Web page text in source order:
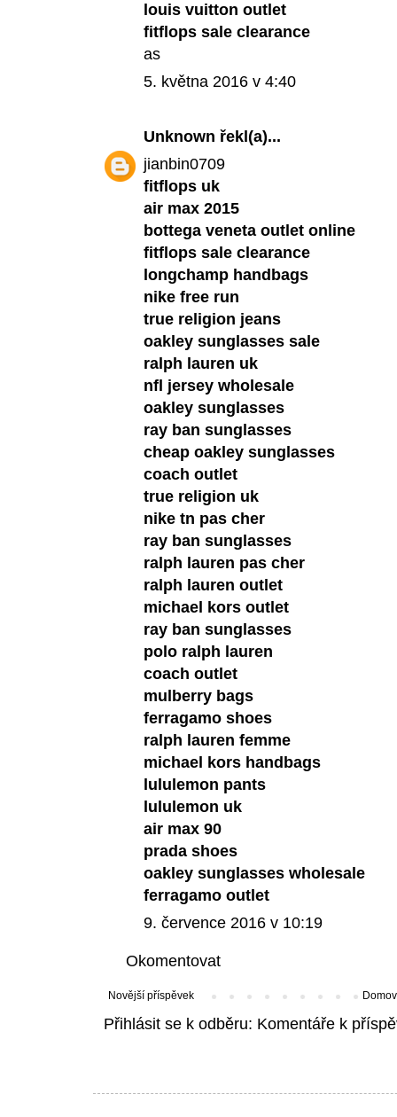
louis vuitton outlet
fitflops sale clearance
as
5. května 2016 v 4:40
Unknown řekl(a)...
jianbin0709
fitflops uk
air max 2015
bottega veneta outlet online
fitflops sale clearance
longchamp handbags
nike free run
true religion jeans
oakley sunglasses sale
ralph lauren uk
nfl jersey wholesale
oakley sunglasses
ray ban sunglasses
cheap oakley sunglasses
coach outlet
true religion uk
nike tn pas cher
ray ban sunglasses
ralph lauren pas cher
ralph lauren outlet
michael kors outlet
ray ban sunglasses
polo ralph lauren
coach outlet
mulberry bags
ferragamo shoes
ralph lauren femme
michael kors handbags
lululemon pants
lululemon uk
air max 90
prada shoes
oakley sunglasses wholesale
ferragamo outlet
9. července 2016 v 10:19
Okomentovat
Novější příspěvek
Přihlásit se k odběru: Komentáře k